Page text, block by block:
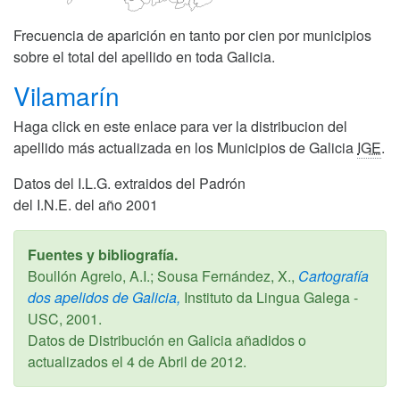
Frecuencia de aparición en tanto por cien por municipios
sobre el total del apellido en toda Galicia.
Vilamarín
Haga click en este enlace para ver la distribucion del
apellido más actualizada en los Municipios de Galicia IGE.
Datos del I.L.G. extraidos del Padrón
del I.N.E. del año 2001
Fuentes y bibliografía.
Boullón Agrelo, A.I.; Sousa Fernández, X., Cartografía
dos apelidos de Galicia, Instituto da Lingua Galega -
USC, 2001.
Datos de Distribución en Galicia añadidos o
actualizados el 4 de Abril de 2012.